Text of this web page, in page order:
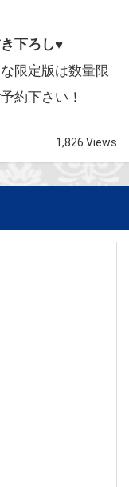
下ろし♥
限定版は数量限
約下さい！
1,826 Views